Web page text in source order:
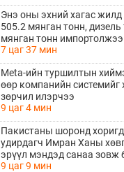
Энэ оны эхний хагас жилд
505.2 мянган тонн,
мянган тонн импортолжээ
7 цаг 37 мин
Meta-ийн туршилтын
өөр компанийн системийг
зөрчил илэрчээ
9 цаг 4 мин
Пакистаны шоронд
удирдагч Имран Ханы
эрүүл мэндэд санаа зовж
9 цаг 9 мин